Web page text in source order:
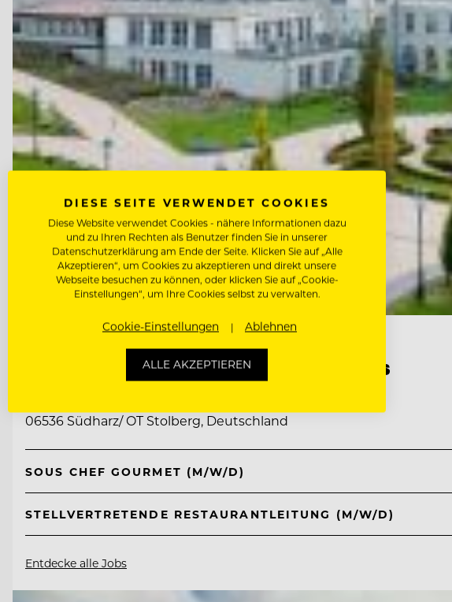
Ritter von Kempski Privathotels & Resorts
06536 Südharz/ OT Stolberg, Deutschland
SOUS CHEF GOURMET (M/W/D)
STELLVERTRETENDE RESTAURANTLEITUNG (M/W/D)
Entdecke alle Jobs
DIESE SEITE VERWENDET COOKIES
Diese Website verwendet Cookies - nähere Informationen dazu
und zu Ihren Rechten als Benutzer finden Sie in unserer
Datenschutzerklärung am Ende der Seite. Klicken Sie auf „Alle
Akzeptieren“, um Cookies zu akzeptieren und direkt unsere
Webseite besuchen zu können, oder klicken Sie auf „Cookie-
Einstellungen“, um Ihre Cookies selbst zu verwalten.
Cookie-Einstellungen Ablehnen
ALLE AKZEPTIEREN